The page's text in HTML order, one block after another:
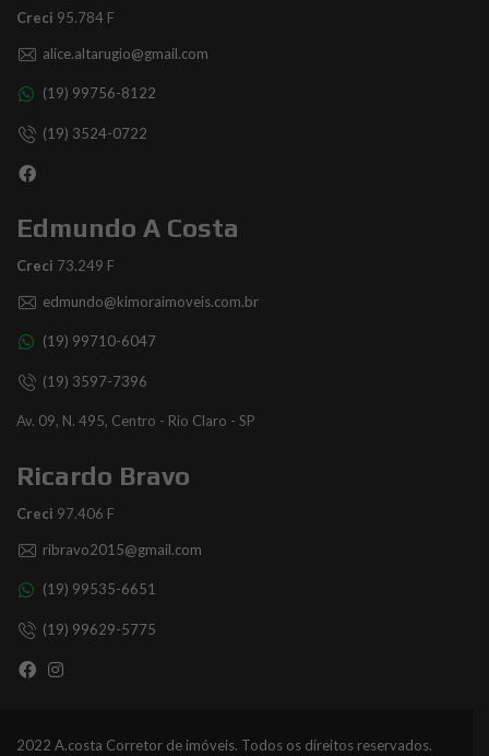
Creci 95.784 F
alice.altarugio@gmail.com
(19) 99756-8122
(19) 3524-0722
Edmundo A Costa
Creci 73.249 F
edmundo@kimoraimoveis.com.br
(19) 99710-6047
(19) 3597-7396
Av. 09, N. 495, Centro - Rio Claro - SP
Ricardo Bravo
Creci 97.406 F
ribravo2015@gmail.com
(19) 99535-6651
(19) 99629-5775
2022 A.costa Corretor de imóveis. Todos os direitos reservados.